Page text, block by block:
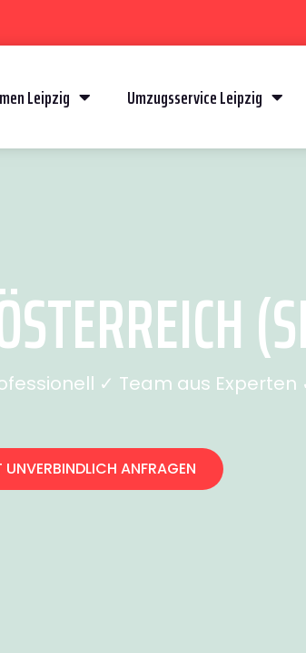
Leipzig Umzugsservice Leipzig
✓ Team aus
UNVERBINDLICH ANFRAGEN